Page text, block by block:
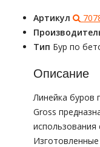
Артикул
Тип Бур по
Описание
Линейка буров
Gross